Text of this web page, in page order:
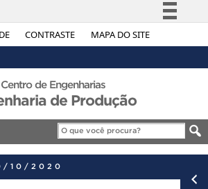
CONTRASTE MAPA DO SITE
Simplifique!
Acesso à informação
Canais
Centro de Engenharias
de Produção
10/2020